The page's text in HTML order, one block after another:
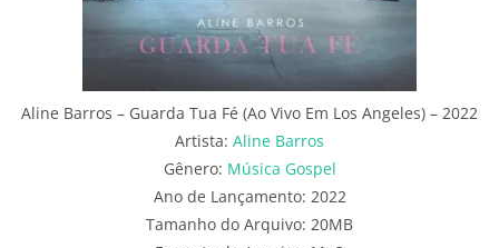
Aline Barros – Guarda Tua Fé (Ao Vivo Em Los Angeles) – 2022
Artista: Aline Barros
Gênero: Música Gospel
Ano de Lançamento: 2022
Tamanho do Arquivo: 20MB